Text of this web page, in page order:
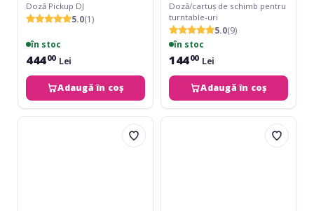
Doză Pickup DJ
5.0(1)
în stoc
44400 Lei
Adaugă în coș
Doză/cartuș de schimb pentru
turntable-uri
5.0(9)
în stoc
14400 Lei
Adaugă în coș
Audio-
Ortofon